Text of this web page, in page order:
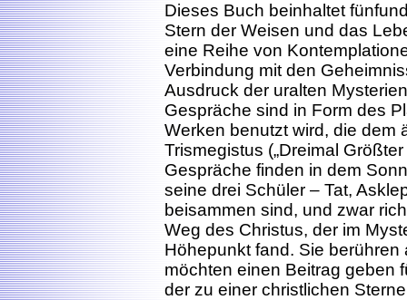
Dieses Buch beinhaltet
Stern der Weisen und das
eine Reihe von
Verbindung mit den
Ausdruck der uralten
Gespräche sind in Form des
Werken benutzt wird, die dem
Trismegistus („Dreimal
Gespräche finden in dem
seine drei Schüler – Tat,
beisammen sind, und zwar
Weg des Christus, der im
Höhepunkt fand. Sie
möchten einen Beitrag geben
der zu einer christlichen